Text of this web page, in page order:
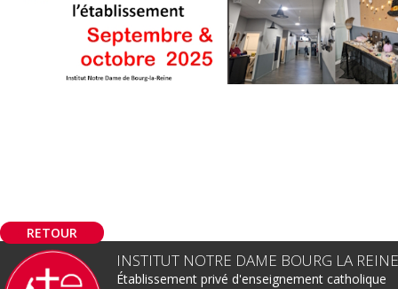
RETOUR
INSTITUT NOTRE DAME BOURG LA
Établissement privé d'enseignement catholique